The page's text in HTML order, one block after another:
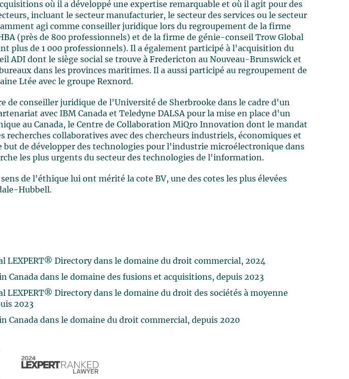
où il a développé une expertise remarquable et où il agit pour des
incluant le secteur manufacturier, le secteur des services ou le secteur
agi comme conseiller juridique lors du regroupement de la firme
(près de 800 professionnels) et de la firme de génie-conseil Trow Global
plus de 1 000 professionnels). Il a également participé à l'acquisition du
ADI dont le siège social se trouve à Fredericton au Nouveau-Brunswick et
dans les provinces maritimes. Il a aussi participé au regroupement de
Ltée avec le groupe Rexnord.
de conseiller juridique de l'Université de Sherbrooke dans le cadre d'un
avec IBM Canada et Teledyne DALSA pour la mise en place d'un
au Canada, le Centre de Collaboration MiQro Innovation dont le mandat
recherches collaboratives avec des chercheurs industriels, économiques et
de développer des technologies pour l'industrie microélectronique dans
les plus urgents du secteur des technologies de l'information.
de l'éthique lui ont mérité la cote BV, une des cotes les plus élevées
Hubbell.
LEXPERT® Directory dans le domaine du droit commercial, 2024
Canada dans le domaine des fusions et acquisitions, depuis 2023
LEXPERT® Directory dans le domaine du droit des sociétés à moyenne
2023
Canada dans le domaine du droit commercial, depuis 2020